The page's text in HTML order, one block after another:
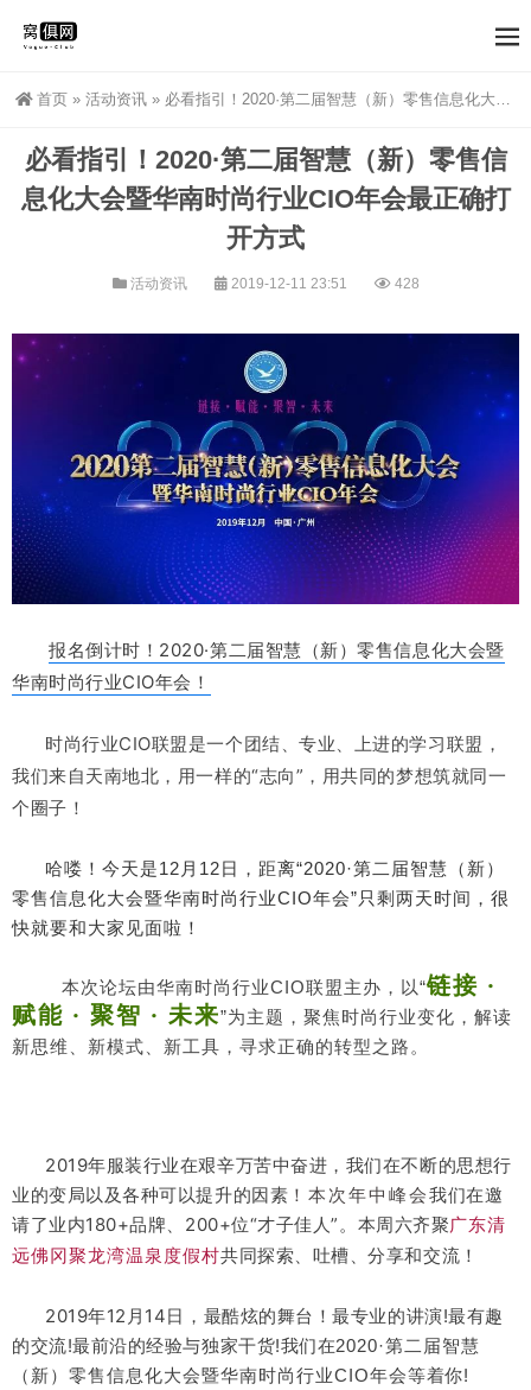
首页 » 活动资讯 » 必看指引！2020·第二届智慧（新）零售信息化大会暨华南时尚行业CIO年会最正确打开方式
必看指引！2020·第二届智慧（新）零售信
息化大会暨华南时尚行业CIO年会最正确打
开方式
活动资讯 2019-12-11 23:51 428
报名倒计时！2020·第二届智慧（新）零售信息化大会暨
华南时尚行业CIO年会！
时尚行业CIO联盟是一个团结、专业、上进的学习联盟，
我们来自天南地北，用一样的“志向”，用共同的梦想筑就同一
个圈子！
哈喽！今天是12 月 12 日，距离“2020·第二届智慧（新）
零售信息化大会暨华南时尚行业CIO年会”只剩两天时间 ，很
快就要和大家见面啦！
本次论坛由华南时尚行业CIO联盟主办，以“链接 ·
赋能 · 聚智 · 未来”为主题，聚焦时尚行业变化，解读
新思维、新模式、新工具，寻求正确的转型之路。
2019年服装行业在艰辛万苦中奋进，我们在不断的思想行
业的变局以及各种可以提升的因素 ！本次年中峰会我们在邀
请了业内180+品牌、200+位“才子佳人”。本周六齐聚广东清
远佛冈聚龙湾温泉度假村共同探索、吐槽、分享和交流！
2019年12月14日，最酷炫的舞台！最专业的讲演!最有趣
的交流!最前沿的经验与独家干货!我们在2020·第二届智慧
（新）零售信息化大会暨华南时尚行业CIO年会等着你!